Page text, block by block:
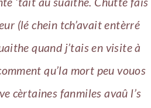
(lé chein tch’avait entèrré
quand j’tais en visite à
qu’la mort peu vouos
cèrtaines fanmiles avaû l’s